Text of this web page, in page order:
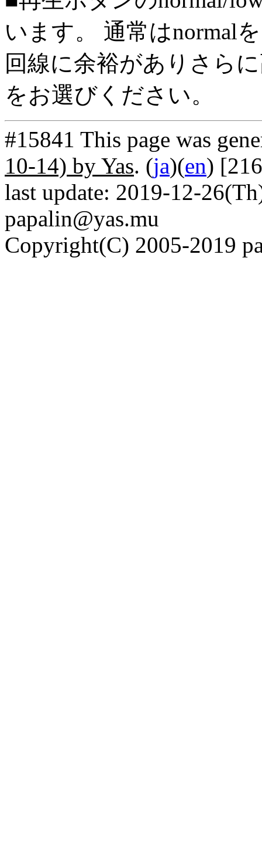
います。 通常はnormal
回線に余裕がありさら
をお選びください。
#15841 This page was
10-14) by Yas. (ja)(en)
last update: 2019-12-
papalin@yas.mu
Copyright(C) 2005-2019